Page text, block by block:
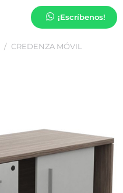
¡Escríbenos!
CREDENZA MÓVIL